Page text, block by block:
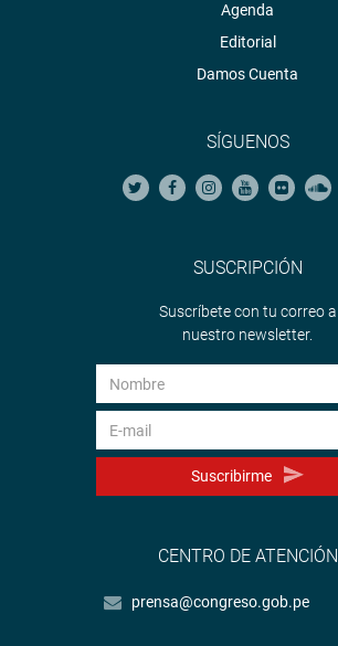
Agenda
Editorial
Damos Cuenta
SÍGUENOS
SUSCRIPCIÓN
Suscríbete con tu correo a
nuestro newsletter.
Suscribirme
CENTRO DE ATENCIÓN
prensa@congreso.gob.pe